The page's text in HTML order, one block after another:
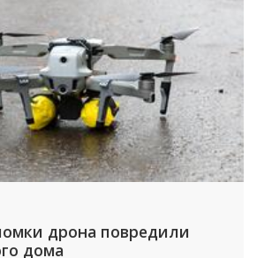
дрона повредили
дома